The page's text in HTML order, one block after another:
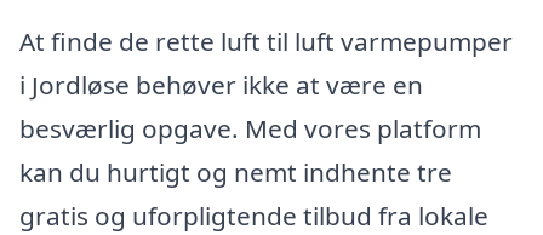
At finde de rette luft til luft varmepumper
i Jordløse behøver ikke at være en
besværlig opgave. Med vores platform
kan du hurtigt og nemt indhente tre
gratis og uforpligtende tilbud fra lokale